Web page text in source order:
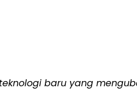
baru yang